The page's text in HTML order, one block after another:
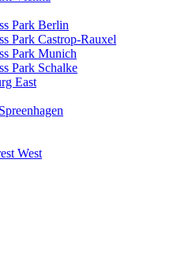
Park Berlin
Park Castrop-Rauxel
Park Munich
Park Schalke
East
West